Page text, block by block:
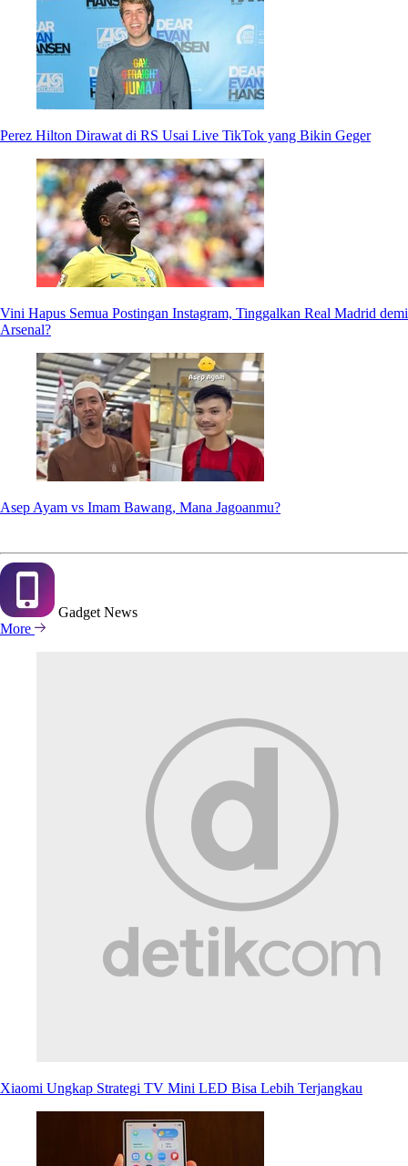
Perez Hilton Dirawat di RS Usai Live TikTok yang Bikin Geger
Vini Hapus Semua Postingan Instagram, Tinggalkan Real Madrid demi
Arsenal?
Asep Ayam vs Imam Bawang, Mana Jagoanmu?
Gadget News
More
Xiaomi Ungkap Strategi TV Mini LED Bisa Lebih Terjangkau